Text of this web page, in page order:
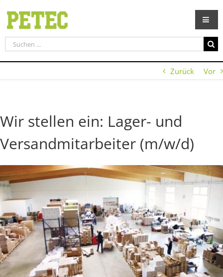
Inhalt
springen
Suche
nach:
Zurück
Vor
Wir stellen ein: Lager- und
Versandmitarbeiter (m/w/d)